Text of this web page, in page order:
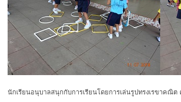
นักเรียนอนุบาลสนุกกับการเรียนโดยการเล่นรูปทรงเรขาคณิ